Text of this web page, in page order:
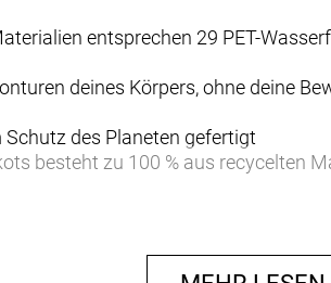
entsprechen 29 PET-
deines Körpers, ohne deine
des Planeten gefertigt
besteht zu 100 % aus recycelten
des Solstice führen